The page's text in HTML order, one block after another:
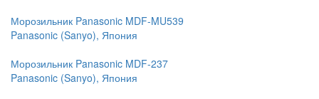
Морозильник Panasonic MDF-MU539
Panasonic (Sanyo), Япония
Морозильник Panasonic MDF-237
Panasonic (Sanyo), Япония